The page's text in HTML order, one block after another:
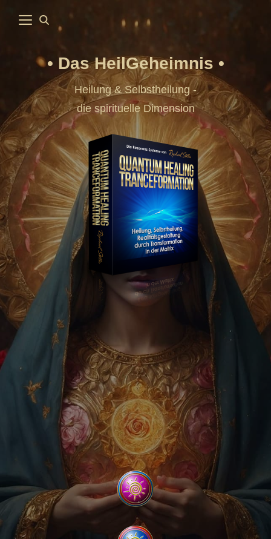
Das HeilGeheimnis
Heilung & Selbstheilung -
die spirituelle Dimension